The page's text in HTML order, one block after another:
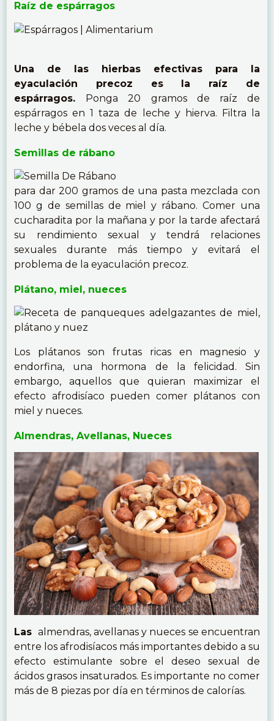
Raíz de espárragos
Una de las hierbas efectivas para la
eyaculación precoz es la raíz de
espárragos. Ponga 20 gramos de raíz de
espárragos en 1 taza de leche y hierva. Filtra la
leche y bébela dos veces al día.
Semillas de rábano
para dar 200 gramos de una pasta mezclada con
100 g de semillas de miel y rábano. Comer una
cucharadita por la mañana y por la tarde afectará
su rendimiento sexual y tendrá relaciones
sexuales durante más tiempo y evitará el
problema de la eyaculación precoz.
Plátano, miel, nueces
Los plátanos son frutas ricas en magnesio y
endorfina, una hormona de la felicidad. Sin
embargo, aquellos que quieran maximizar el
efecto afrodisíaco pueden comer plátanos con
miel y nueces.
Almendras, Avellanas, Nueces
Las almendras, avellanas y nueces se encuentran
entre los afrodisíacos más importantes debido a su
efecto estimulante sobre el deseo sexual de
ácidos grasos insaturados. Es importante no comer
más de 8 piezas por día en términos de calorías.